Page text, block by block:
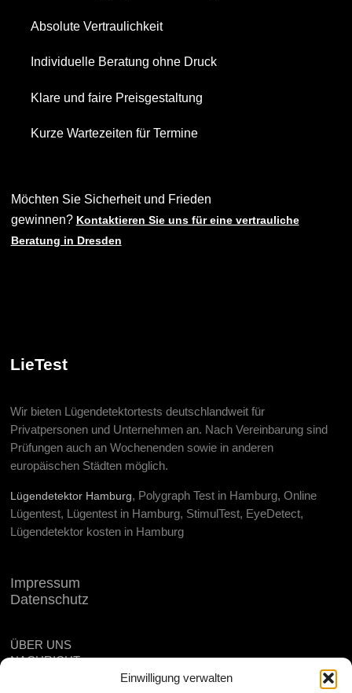
Einwilligung verwalten
Absolute Vertraulichkeit
Individuelle Beratung ohne Druck
Klare und faire Preisgestaltung
Kurze Wartezeiten für Termine
Möchten Sie Sicherheit und Frieden
gewinnen? Kontaktieren Sie uns für eine vertrauliche
Beratung in Dresden
LieTest
Wir bieten Lügendetektortests deutschlandweit für
Privatpersonen und Unternehmen an. Nach Vereinbarung sind
Prüfungen auch an Wochenenden sowie in anderen
europäischen Städten möglich.
Lügendetektor Hamburg, Polygraph Test in Hamburg, Online
Lügentest, Lügentest in Hamburg, StimulTest, EyeDetect,
Lügendetektor kosten in Hamburg
Impressum
Datenschutz
ÜBER UNS
NACHRICHT